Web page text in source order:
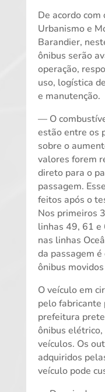
De acordo
Urbanismo e
Barandier,
ônibus serão
operação,
uso, logística
e manutenção.
— O
estão entre os
sobre o
valores forem
direto para o
passagem.
feitos após o
Nos primeiros
linhas 49, 61 e
nas linhas
da passagem
ônibus
O veículo em
pelo fabricante
prefeitura
ônibus
veículos. Os
adquiridos
veículo pode